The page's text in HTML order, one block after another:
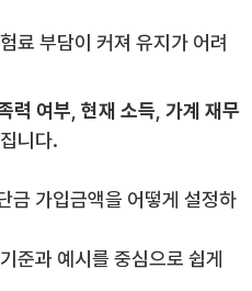
료 부담이 커져 유지가 어려
력 여부, 현재 소득, 가계 재무
니다.
금 가입금액을 어떻게 설정하
준과 예시를 중심으로 쉽게